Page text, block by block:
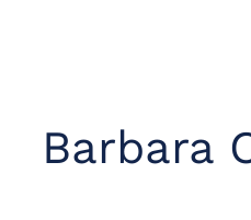
Barbara